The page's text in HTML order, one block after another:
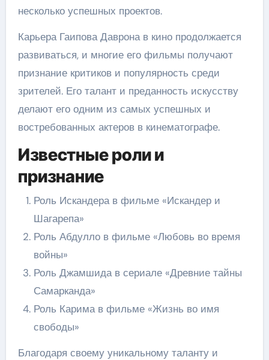
несколько успешных проектов.
Карьера Гаипова Даврона в кино продолжается
развиваться, и многие его фильмы получают
признание критиков и популярность среди
зрителей. Его талант и преданность искусству
делают его одним из самых успешных и
востребованных актеров в кинематографе.
Известные роли и
признание
Роль Искандера в фильме «Искандер и
Шагарепа»
Роль Абдулло в фильме «Любовь во время
войны»
Роль Джамшида в сериале «Древние тайны
Самарканда»
Роль Карима в фильме «Жизнь во имя
свободы»
Благодаря своему уникальному таланту и